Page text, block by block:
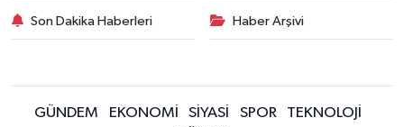
Son Dakika Haberleri Haber Arşivi
GÜNDEM EKONOMİ SİYASİ SPOR
TEKNOLOJİ